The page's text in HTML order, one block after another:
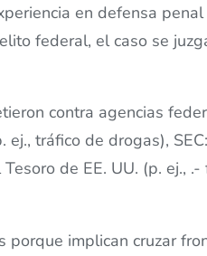
en defensa
federal, el caso se
contra agencias
tráfico de drogas),
de EE. UU. (p. ej.,
implican cruzar